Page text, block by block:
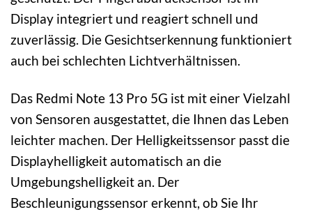
Display integriert und reagiert schnell und
zuverlässig. Die Gesichtserkennung funktioniert
auch bei schlechten Lichtverhältnissen.
Das Redmi Note 13 Pro 5G ist mit einer Vielzahl
von Sensoren ausgestattet, die Ihnen das Leben
leichter machen. Der Helligkeitssensor passt die
Displayhelligkeit automatisch an die
Umgebungshelligkeit an. Der
Beschleunigungssensor erkennt, ob Sie Ihr